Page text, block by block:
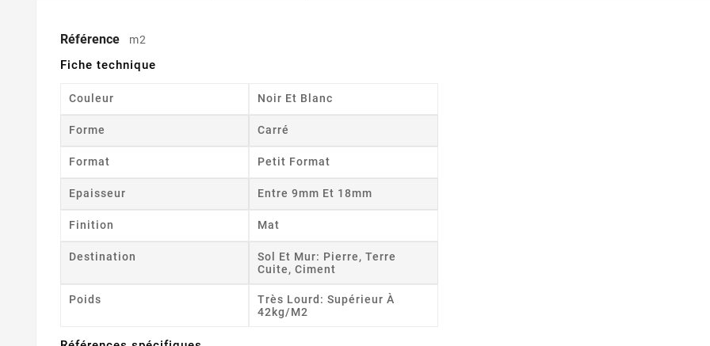
Référence m2
Fiche technique
Couleur Noir Et Blanc
Forme Carré
Format Petit Format
Epaisseur Entre 9mm Et 18mm
Finition Mat
Destination
Sol Et Mur: Pierre, Terre
Cuite, Ciment
Poids
Très Lourd: Supérieur À
42kg/m2